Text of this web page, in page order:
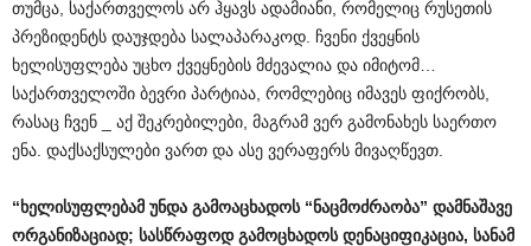
თუმცა, საქართველოს არ ჰყავს ადამიანი, რომელიც რუსეთის
პრეზიდენტს დაუჯდება სალაპარაკოდ. ჩვენი ქვეყნის
ხელისუფლება უცხო ქვეყნების მძევალია და იმიტომ…
საქართველოში ბევრი პარტიაა, რომლებიც იმავეს ფიქრობს,
რასაც ჩვენ _ აქ შეკრებილები, მაგრამ ვერ გამონახეს საერთო
ენა. დაქსაქსულები ვართ და ასე ვერაფერს მივაღწევთ.
“ხელისუფლებამ უნდა გამოაცხადოს“ნაცმოძრაობა” დამნაშავე
ორგანიზაციად; სასწრაფოდ გამოცხადოს დენაციფიკაცია, სანამ